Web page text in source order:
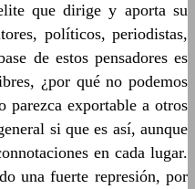
que dirige y aporta su
políticos, periodistas,
de estos pensadores es
¿por qué no podemos
parezca exportable a otros
si que es así, aunque
en cada lugar.
una fuerte represión, por